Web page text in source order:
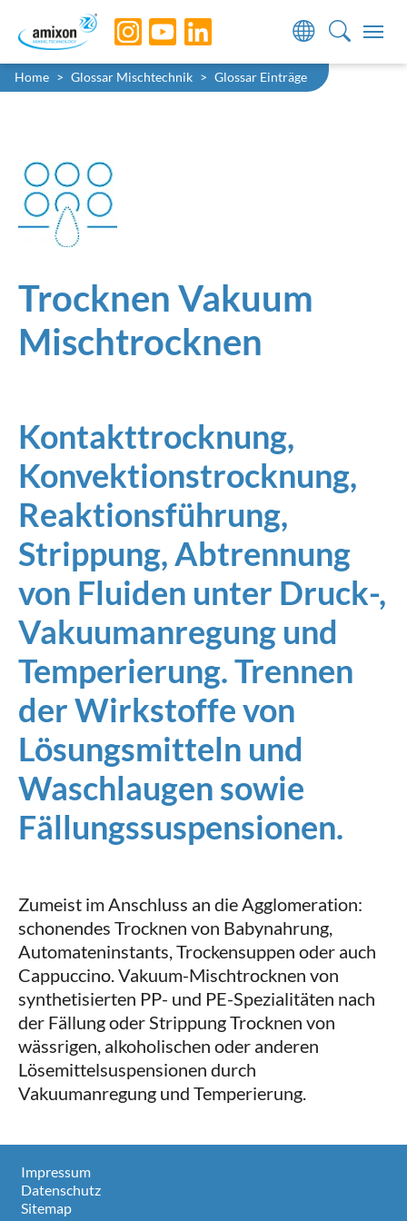
Skip to main navigation
Skip to main content
Skip to page footer
Sie sind hier:
Home Glossar Mischtechnik Glossar Einträge
Trocknen Vakuum
Mischtrocknen
Kontakttrocknung,
Konvektionstrocknung,
Reaktionsführung,
Strippung, Abtrennung
von Fluiden unter Druck-,
Vakuumanregung und
Temperierung. Trennen
der Wirkstoffe von
Lösungsmitteln und
Waschlaugen sowie
Fällungssuspensionen.
Zumeist im Anschluss an die Agglomeration:
schonendes Trocknen von Babynahrung,
Automateninstants, Trockensuppen oder auch
Cappuccino. Vakuum-Mischtrocknen von
synthetisierten PP- und PE-Spezialitäten nach
der Fällung oder Strippung Trocknen von
wässrigen, alkoholischen oder anderen
Lösemittelsuspensionen durch
Vakuumanregung und Temperierung.
Impressum
Datenschutz
Sitemap